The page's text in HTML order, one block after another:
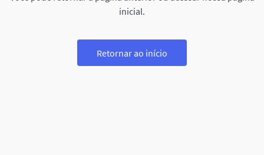
inicial.
Retornar ao início